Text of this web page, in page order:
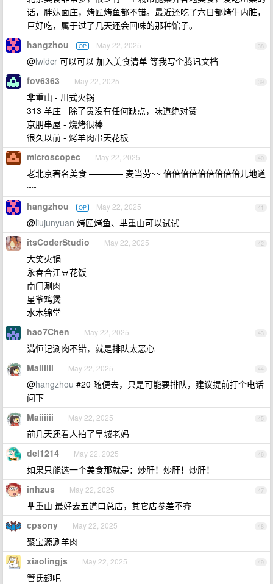
话，胖妹面庄，烤匠烤鱼都不错。最近还吃了六日都烤牛内脏，
巨好吃，属于过了几天还会回味的那种馆子。
38
hangzhou OP May 22, 2025
@lwldcr 可以可以 加入美食清单 等我写个腾讯文档
39
fov6363 May 22, 2025
芈重山 - 川式火锅
313 羊庄 - 除了贵没有任何缺点，味道绝对赞
京朋串屋 - 烧烤很棒
很久以前 - 烤羊肉串天花板
40
microscopec May 22, 2025
老北京著名美食 ———— 麦当劳~~ 倍倍倍倍倍倍倍倍倍儿地道
~~
41
hangzhou OP May 22, 2025
@liujunyuan 烤匠烤鱼、芈重山可以试试
42
itsCoderStudio May 22, 2025
大笑火锅
永春合江豆花饭
南门涮肉
星爷鸡煲
水木锦堂
43
hao7Chen May 22, 2025
満恒记涮肉不错，就是排队太恶心
44
Maiiiiii May 22, 2025
@hangzhou #20 随便去，只是可能要排队，建议提前打个电话
问下
45
Maiiiiii May 22, 2025
前几天还看人拍了皇城老妈
46
del1214 May 22, 2025
如果只能选一个美食那就是：炒肝！炒肝！炒肝！
47
inhzus May 22, 2025
芈重山 最好去五道口总店，其它店参差不齐
48
cpsony May 22, 2025
聚宝源涮羊肉
49
xiaolingjs May 22, 2025
管氏翅吧